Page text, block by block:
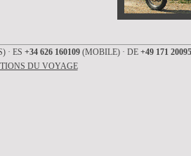
· ES +34 626 160109(MOBILE) · DE +49 171
DU VOYAGE